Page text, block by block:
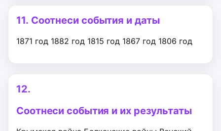
11. Соотнеси события и даты
1871 год 1882 год 1815 год 1867 год 1806 год
12.
Соотнеси события и их результаты